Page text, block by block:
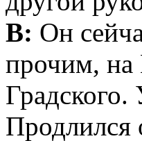
В: Он
прочим, на
Продлился